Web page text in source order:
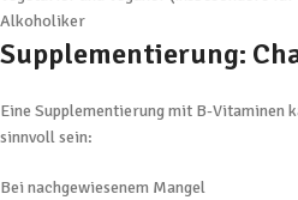
Alkoholiker
Supplementierung:
Eine Supplementierung mit B-Vitaminen
sinnvoll sein:
Bei nachgewiesenem Mangel